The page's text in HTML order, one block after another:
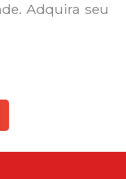
Adquira seu